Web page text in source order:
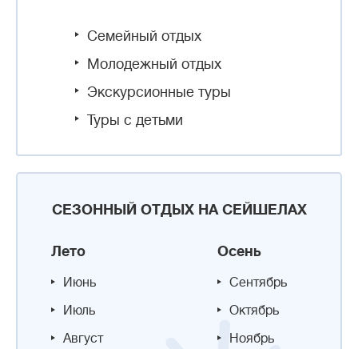
Семейный отдых
Молодежный отдых
Экскурсионные туры
Туры с детьми
СЕЗОННЫЙ ОТДЫХ НА СЕЙШЕЛАХ
Лето
Июнь
Июль
Август
Осень
Сентябрь
Октябрь
Ноябрь